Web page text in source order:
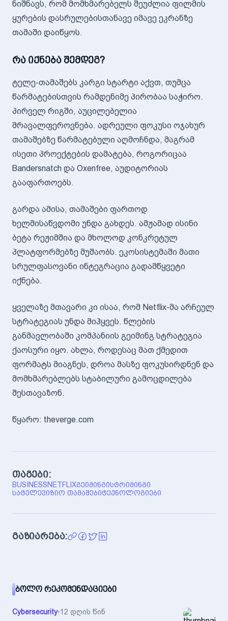
ნიშნავს, რომ მომხმარებელს შეუძლია ფილმის
ყურების დასრულებისთანავე იმავე ეკრანზე
თამაში დაიწყოს.
რა იქნება შემდეგ?
ტელე-თამაშებს კარგი სტარტი აქვთ, თუმცა
წარმატებისთვის რამდენიმე პირობაა საჭირო.
პირველ რიგში, აუცილებელია
მრავალფეროვნება. ადრეული ფოკუსი ოჯახურ
თამაშებზე წარმატებული აღმოჩნდა, მაგრამ
ისეთი პროექტების დამატება, როგორიცაა
Bandersnatch და Oxenfree, აუდიტორიას
გააფართოებს.
გარდა ამისა, თამაშები ფართოდ
ხელმისაწვდომი უნდა გახდეს. ამჟამად ისინი
ბეტა რეჟიმშია და მხოლოდ კონკრეტულ
პლატფორმებზე მუშაობს. ეკოსისტემაში მათი
სრულფასოვანი ინტეგრაცია გადამწყვეტი
იქნება.
ყველაზე მთავარი კი ისაა, რომ Netflix-მა არჩეულ
სტრატეგიას უნდა მიჰყვეს. წლების
განმავლობაში კომპანიის გეიმინგ სტრატეგია
ქაოსური იყო. ახლა, როდესაც მათ ქმედით
ფორმატს მიაგნეს, დროა მასზე ფოკუსირდნენ და
მომხმარებლებს სტაბილური გამოცდილება
შესთავაზონ.
წყარო: theverge.com
თაგები:
BUSINESSNETFLIXᲒᲔᲘᲛᲘᲜᲒᲘᲡᲢᲠᲘᲛᲘᲜᲒᲘ
ᲡᲐᲢᲔᲚᲔᲕᲘᲖᲘᲝ ᲗᲐᲛᲐᲨᲔᲑᲘᲢᲔᲥᲜᲝᲚᲝᲒᲘᲔᲑᲘ
გაზიარება:
ᲑᲝᲚᲝ ᲠᲔᲙᲝᲛᲔᲜᲓᲐᲪᲘᲔᲑᲘ
Cybersecurity•12 დღის წინ